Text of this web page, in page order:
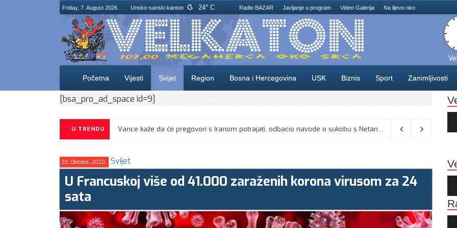
Friday, 7. August 2026. Unsko-sanski kanton 24° C Radio BAZAR Javljanje u program Video Galerija Na lijevo oko
Početna Vijesti Svijet Region Bosna i Hercegovina USK Biznis Sport Zanimljivosti
[bsa_pro_ad_space id=9]
U TRENDU CIK objavio izgled glasačkog listića: Umjesto “iksa” popunjavati kružić 06/08/2026
23. Oktobra. 2020. Svijet
U Francuskoj više od 41.000 zaraženih korona virusom za 24
sata